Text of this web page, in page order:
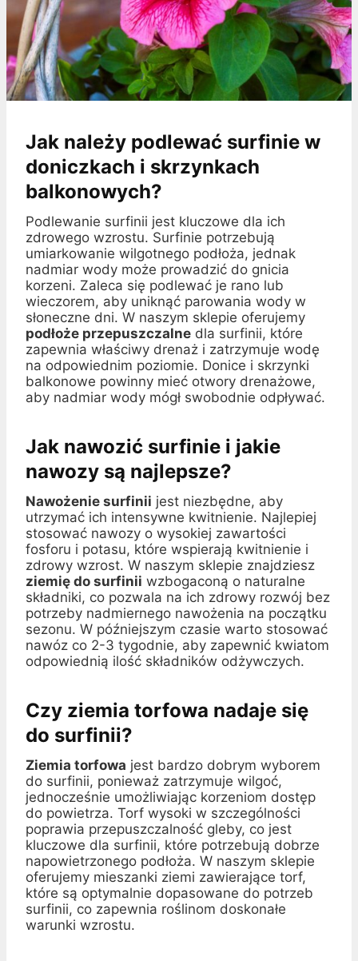
Jak należy podlewać surfinie w
doniczkach i skrzynkach
balkonowych?
Podlewanie surfinii jest kluczowe dla ich
zdrowego wzrostu. Surfinie potrzebują
umiarkowanie wilgotnego podłoża, jednak
nadmiar wody może prowadzić do gnicia
korzeni. Zaleca się podlewać je rano lub
wieczorem, aby uniknąć parowania wody w
słoneczne dni. W naszym sklepie oferujemy
podłoże przepuszczalne dla surfinii, które
zapewnia właściwy drenaż i zatrzymuje wodę
na odpowiednim poziomie. Donice i skrzynki
balkonowe powinny mieć otwory drenażowe,
aby nadmiar wody mógł swobodnie odpływać.
Jak nawozić surfinie i jakie
nawozy są najlepsze?
Nawożenie surfinii jest niezbędne, aby
utrzymać ich intensywne kwitnienie. Najlepiej
stosować nawozy o wysokiej zawartości
fosforu i potasu, które wspierają kwitnienie i
zdrowy wzrost. W naszym sklepie znajdziesz
ziemię do surfinii wzbogaconą o naturalne
składniki, co pozwala na ich zdrowy rozwój bez
potrzeby nadmiernego nawożenia na początku
sezonu. W późniejszym czasie warto stosować
nawóz co 2-3 tygodnie, aby zapewnić kwiatom
odpowiednią ilość składników odżywczych.
Czy ziemia torfowa nadaje się
do surfinii?
Ziemia torfowa jest bardzo dobrym wyborem
do surfinii, ponieważ zatrzymuje wilgoć,
jednocześnie umożliwiając korzeniom dostęp
do powietrza. Torf wysoki w szczególności
poprawia przepuszczalność gleby, co jest
kluczowe dla surfinii, które potrzebują dobrze
napowietrzonego podłoża. W naszym sklepie
oferujemy mieszanki ziemi zawierające torf,
które są optymalnie dopasowane do potrzeb
surfinii, co zapewnia roślinom doskonałe
warunki wzrostu.